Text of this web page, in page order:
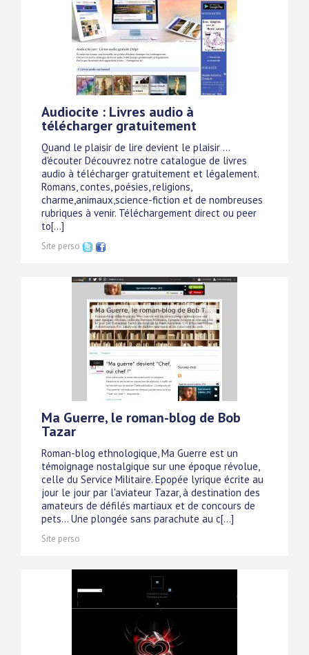
Audiocite : Livres audio à
télécharger gratuitement
Quand le plaisir de lire devient le plaisir ...
d'écouter Découvrez notre catalogue de livres
audio à télécharger gratuitement et légalement.
Romans, contes, poésies, religions,
charme,animaux,science-fiction et de nombreuses
rubriques à venir. Téléchargement direct ou peer
to[...]
Site perso
Ma Guerre, le roman-blog de Bob
Tazar
Roman-blog ethnologique, Ma Guerre est un
témoignage nostalgique sur une époque révolue,
celle du Service Militaire. Epopée lyrique écrite au
jour le jour par l'aviateur Tazar, à destination des
amateurs de défilés martiaux et de concours de
pets... Une plongée sans parachute au c[...]
Site perso